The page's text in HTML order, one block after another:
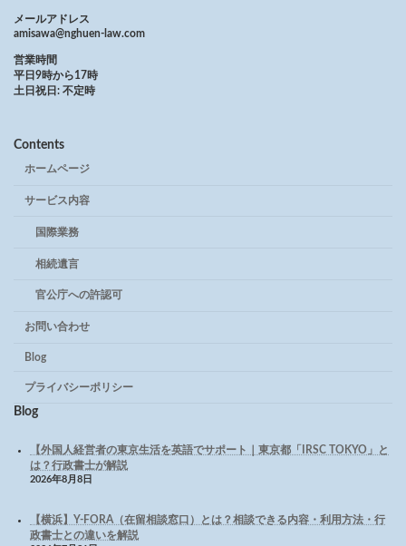
メールアドレス
amisawa@nghuen-law.com
営業時間
平日9時から17時
土日祝日: 不定時
Contents
ホームページ
サービス内容
国際業務
相続遺言
官公庁への許認可
お問い合わせ
Blog
プライバシーポリシー
Blog
【外国人経営者の東京生活を英語でサポート｜東京都「IRSC TOKYO」と
は？行政書士が解説
2026年8月8日
【横浜】Y-FORA（在留相談窓口）とは？相談できる内容・利用方法・行
政書士との違いを解説